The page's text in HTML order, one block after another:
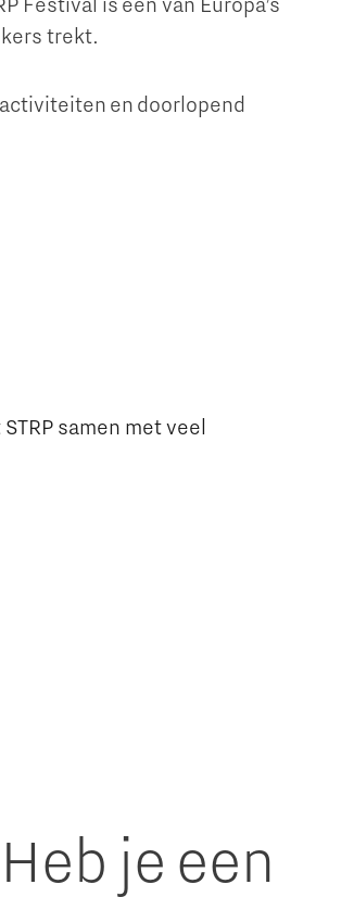
nano electronics
Festival is een van Europa’s
trekt.
en doorlopend
samen met veel
Heb je een